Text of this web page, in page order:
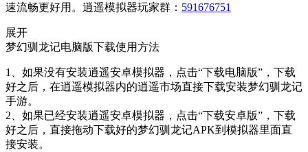
速流畅更好用。逍遥模拟器玩家群： 591676751
展开
梦幻驯龙记电脑版下载使用方法
1、如果没有安装逍遥安卓模拟器，点击“下载电脑版”，下载
好之后，在逍遥模拟器内的逍遥市场直接下载安装梦幻驯龙记
手游。
2、如果已经安装逍遥安卓模拟器，点击“下载安卓版”，下载
好之后，直接拖动下载好的梦幻驯龙记APK到模拟器里面直
接安装。